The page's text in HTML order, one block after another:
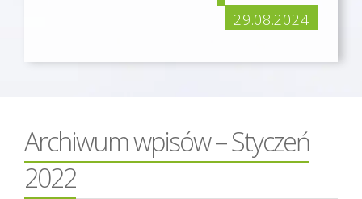
29.08.2024
Archiwum wpisów – Styczeń
2022